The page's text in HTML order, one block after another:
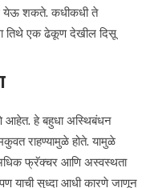
येऊ शकते. कधीकधी ते
तिथे एक ढेकूण देखील दिसू
आहेत. हे बहुधा अस्थिबंधन
राहण्यामुळे होते. यामुळे
अधिक फ्रॅक्चर आणि अस्वस्थता
याची सुध्दा आधी कारणे जाणून